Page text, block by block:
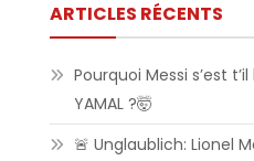
ARTICLES RÉCENTS
Pourquoi Messi s’est
YAMAL ?🤯
🚨 Unglaublich: Lionel